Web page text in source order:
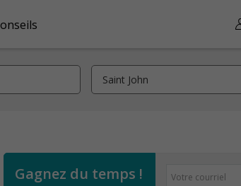
Gagnez du temps !